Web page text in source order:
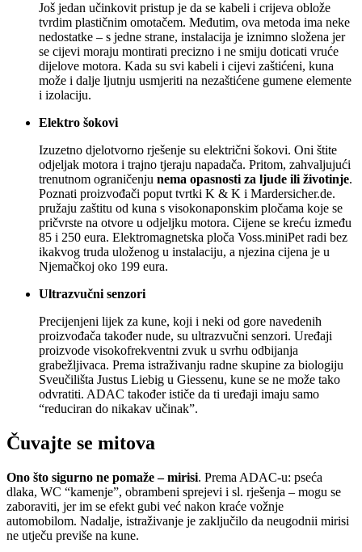
Još jedan učinkovit pristup je da se kabeli i crijeva oblože
tvrdim plastičnim omotačem. Međutim, ova metoda ima neke
nedostatke – s jedne strane, instalacija je iznimno složena jer
se cijevi moraju montirati precizno i ne smiju doticati vruće
dijelove motora. Kada su svi kabeli i cijevi zaštićeni, kuna
može i dalje ljutnju usmjeriti na nezaštićene gumene elemente
i izolaciju.
Elektro šokovi
Izuzetno djelotvorno rješenje su električni šokovi. Oni štite
odjeljak motora i trajno tjeraju napadača. Pritom, zahvaljujući
trenutnom ograničenju nema opasnosti za ljude ili životinje.
Poznati proizvođači poput tvrtki K & K i Mardersicher.de.
pružaju zaštitu od kuna s visokonaponskim pločama koje se
pričvrste na otvore u odjeljku motora. Cijene se kreću između
85 i 250 eura. Elektromagnetska ploča Voss.miniPet radi bez
ikakvog truda uloženog u instalaciju, a njezina cijena je u
Njemačkoj oko 199 eura.
Ultrazvučni senzori
Precijenjeni lijek za kune, koji i neki od gore navedenih
proizvođača također nude, su ultrazvučni senzori. Uređaji
proizvode visokofrekventni zvuk u svrhu odbijanja
grabežljivaca. Prema istraživanju radne skupine za biologiju
Sveučilišta Justus Liebig u Giessenu, kune se ne može tako
odvratiti. ADAC također ističe da ti uređaji imaju samo
“reduciran do nikakav učinak”.
Čuvajte se mitova
Ono što sigurno ne pomaže – mirisi. Prema ADAC-u: pseća
dlaka, WC “kamenje”, obrambeni sprejevi i sl. rješenja – mogu se
zaboraviti, jer im se efekt gubi već nakon kraće vožnje
automobilom. Nadalje, istraživanje je zaključilo da neugodnii mirisi
ne utječu previše na kune.